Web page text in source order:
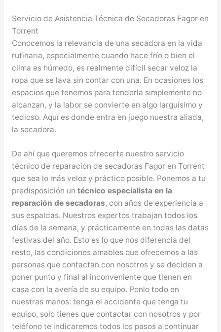
Servicio de Asistencia Técnica de Secadoras Fagor en
Torrent
Conocemos la relevancia de una secadora en la vida
rutinaria, especialmente cuando hace frío o bien el
clima es húmedo, es realmente difícil secar veloz la
ropa que se lava sin contar con una. En ocasiones los
espacios que tenemos para tenderla simplemente no
alcanzan, y la labor se convierte en algo larguísimo y
tedioso. Aquí es donde entra en juego nuestra aliada,
la secadora.
De ahí que queremos ofrecerte nuestro servicio
técnico de reparación de secadoras Fagor en Torrent
que sea lo más veloz y práctico posible. Ponemos a tu
predisposición un técnico especialista en la
reparación de secadoras, con años de experiencia a
sus espaldas. Nuestros expertos trabajan todos los
días de la semana, y prácticamente en todas las datas
festivas del año. Esto es lo que nos diferencia del
resto, las condiciones amables que ofrecemos a las
personas que contactan con nosotros y se deciden a
poner punto y final al inconveniente que tienen en
casa con la avería de su equipo. Ponlo todo en
nuestras manos: tenga el accidente que tenga tu
equipo, solo tienes que contactar con nosotros y por
teléfono te indicaremos todos los pasos a continuar